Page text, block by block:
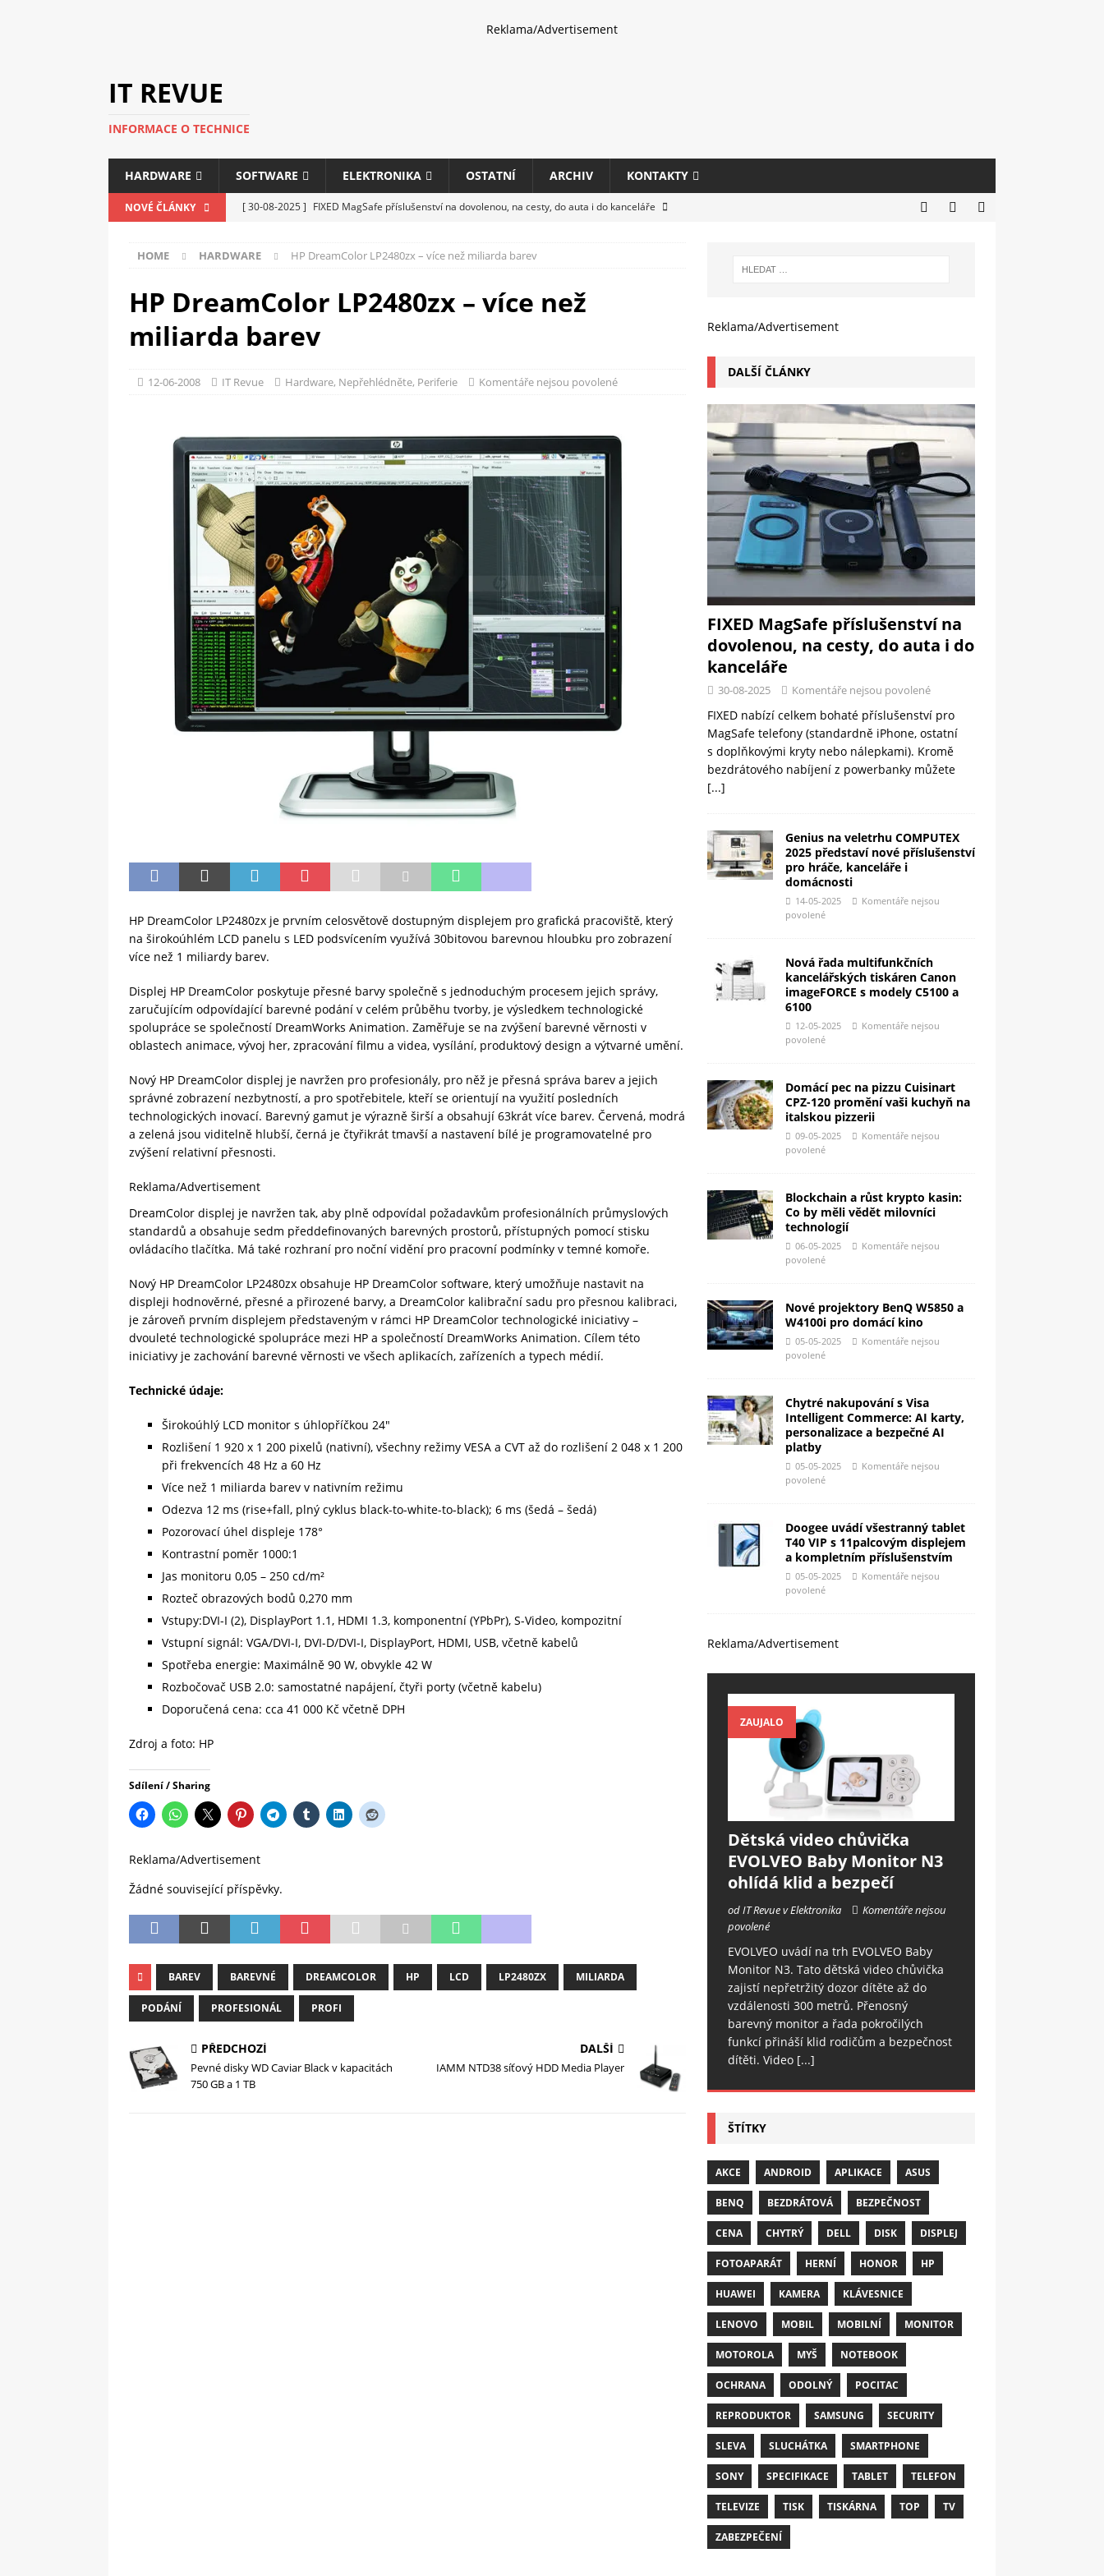
Reklama/Advertisement
IT REVUE
INFORMACE O TECHNICE
HARDWARE SOFTWARE ELEKTRONIKA OSTATNÍ ARCHIV KONTAKTY
NOVÉ ČLÁNKY [ 30-08-2025 ] FIXED MagSafe příslušenství na dovolenou, na cesty, do auta i do kanceláře
[ 14-05-2025 ]
Genius na veletrhu COMPUTEX 2025 představí nové příslušenství pro hráče,
kanceláře i domácnosti
HARDWARE
C5100 a 6100
SOFTWARE
HOME HARDWARE HP DreamColor LP2480zx – více než miliarda barev
HP DreamColor LP2480zx – více než
miliarda barev
12-06-2008 IT Revue Hardware, Nepřehlédněte, Periferie Komentáře nejsou povolené
HP DreamColor LP2480zx je prvním celosvětově dostupným displejem pro grafická pracoviště, který
na širokoúhlém LCD panelu s LED podsvícením využívá 30bitovou barevnou hloubku pro zobrazení
více než 1 miliardy barev.
Displej HP DreamColor poskytuje přesné barvy společně s jednoduchým procesem jejich správy,
zaručujícím odpovídající barevné podání v celém průběhu tvorby, je výsledkem technologické
spolupráce se společností DreamWorks Animation. Zaměřuje se na zvýšení barevné věrnosti v
oblastech animace, vývoj her, zpracování filmu a videa, vysílání, produktový design a výtvarné umění.
Nový HP DreamColor displej je navržen pro profesionály, pro něž je přesná správa barev a jejich
správné zobrazení nezbytností, a pro spotřebitele, kteří se orientují na využití posledních
technologických inovací. Barevný gamut je výrazně širší a obsahují 63krát více barev. Červená, modrá
a zelená jsou viditelně hlubší, černá je čtyřikrát tmavší a nastavení bílé je programovatelné pro
zvýšení relativní přesnosti.
Reklama/Advertisement
DreamColor displej je navržen tak, aby plně odpovídal požadavkům profesionálních průmyslových
standardů a obsahuje sedm předdefinovaných barevných prostorů, přístupných pomocí stisku
ovládacího tlačítka. Má také rozhraní pro noční vidění pro pracovní podmínky v temné komoře.
Nový HP DreamColor LP2480zx obsahuje HP DreamColor software, který umožňuje nastavit na
displeji hodnověrné, přesné a přirozené barvy, a DreamColor kalibrační sadu pro přesnou kalibraci,
je zároveň prvním displejem představeným v rámci HP DreamColor technologické iniciativy –
dvouleté technologické spolupráce mezi HP a společností DreamWorks Animation. Cílem této
iniciativy je zachování barevné věrnosti ve všech aplikacích, zařízeních a typech médií.
Technické údaje:
Širokoúhlý LCD monitor s úhlopříčkou 24″
Rozlišení 1 920 x 1 200 pixelů (nativní), všechny režimy VESA a CVT až do rozlišení 2 048 x 1 200
při frekvencích 48 Hz a 60 Hz
Více než 1 miliarda barev v nativním režimu
Odezva 12 ms (rise+fall, plný cyklus black-to-white-to-black); 6 ms (šedá – šedá)
Pozorovací úhel displeje 178°
Kontrastní poměr 1000:1
Jas monitoru 0,05 – 250 cd/m²
Rozteč obrazových bodů 0,270 mm
Vstupy:DVI-I (2), DisplayPort 1.1, HDMI 1.3, komponentní (YPbPr), S-Video, kompozitní
Vstupní signál: VGA/DVI-I, DVI-D/DVI-I, DisplayPort, HDMI, USB, včetně kabelů
Spotřeba energie: Maximálně 90 W, obvykle 42 W
Rozbočovač USB 2.0: samostatné napájení, čtyři porty (včetně kabelu)
Doporučená cena: cca 41 000 Kč včetně DPH
Zdroj a foto: HP
Sdílení / Sharing
Reklama/Advertisement
Žádné související příspěvky.
BAREV BAREVNÉ DREAMCOLOR HP LCD LP2480ZX MILIARDA
PODÁNÍ PROFESIONÁL PROFI
PŘEDCHOZÍ
Pevné disky WD Caviar Black v kapacitách
750 GB a 1 TB
DALŠÍ
IAMM NTD38 síťový HDD Media Player
Reklama/Advertisement
DALŠÍ ČLÁNKY
FIXED MagSafe příslušenství na
dovolenou, na cesty, do auta i do
kanceláře
30-08-2025 Komentáře nejsou povolené
FIXED nabízí celkem bohaté příslušenství pro
MagSafe telefony (standardně iPhone, ostatní
s doplňkovými kryty nebo nálepkami). Kromě
bezdrátového nabíjení z powerbanky můžete
[...]
Genius na veletrhu COMPUTEX
2025 představí nové příslušenství
pro hráče, kanceláře i
domácnosti
14-05-2025
Komentáře nejsou
povolené
Nová řada multifunkčních
kancelářských tiskáren Canon
imageFORCE s modely C5100 a
6100
12-05-2025
Komentáře nejsou
povolené
Domácí pec na pizzu Cuisinart
CPZ-120 promění vaši kuchyň na
italskou pizzerii
09-05-2025
Komentáře nejsou
povolené
Blockchain a růst krypto kasin:
Co by měli vědět milovníci
technologií
06-05-2025
Komentáře nejsou
povolené
Nové projektory BenQ W5850 a
W4100i pro domácí kino
05-05-2025
Komentáře nejsou
povolené
Chytré nakupování s Visa
Intelligent Commerce: AI karty,
personalizace a bezpečné AI
platby
05-05-2025
Komentáře nejsou
povolené
Doogee uvádí všestranný tablet
T40 VIP s 11palcovým displejem
a kompletním příslušenstvím
05-05-2025
Komentáře nejsou
povolené
Reklama/Advertisement
ZAUJALO
Dětská video chůvička
EVOLVEO Baby Monitor N3
ohlídá klid a bezpečí
od IT Revue v Elektronika
Komentáře nejsou
povolené
EVOLVEO uvádí na trh EVOLVEO Baby
Monitor N3. Tato dětská video chůvička
zajistí nepřetržitý dozor dítěte až do
vzdálenosti 300 metrů. Přenosný
barevný monitor a řada pokročilých
funkcí přináší klid rodičům a bezpečnost
dítěti. Video [...]
ŠTÍTKY
AKCE ANDROID APLIKACE ASUS
BENQ BEZDRÁTOVÁ BEZPEČNOST
CENA CHYTRÝ DELL DISK DISPLEJ
FOTOAPARÁT HERNÍ HONOR HP
HUAWEI KAMERA KLÁVESNICE
LENOVO MOBIL MOBILNÍ MONITOR
MOTOROLA MYŠ NOTEBOOK
OCHRANA ODOLNÝ POCITAC
REPRODUKTOR SAMSUNG SECURITY
SLEVA SLUCHÁTKA SMARTPHONE
SONY SPECIFIKACE TABLET TELEFON
TELEVIZE TISK TISKÁRNA TOP TV
ZABEZPEČENÍ